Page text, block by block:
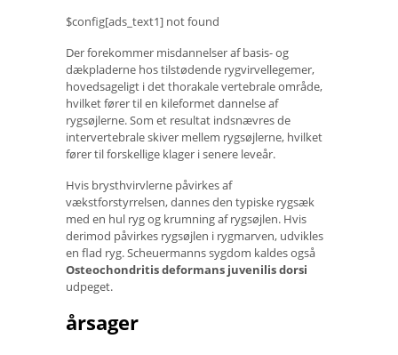
$config[ads_text1] not found
Der forekommer misdannelser af basis- og
dækpladerne hos tilstødende rygvirvellegemer,
hovedsageligt i det thorakale vertebrale område,
hvilket fører til en kileformet dannelse af
rygsøjlerne. Som et resultat indsnævres de
intervertebrale skiver mellem rygsøjlerne, hvilket
fører til forskellige klager i senere leveår.
Hvis brysthvirvlerne påvirkes af
vækstforstyrrelsen, dannes den typiske rygsæk
med en hul ryg og krumning af rygsøjlen. Hvis
derimod påvirkes rygsøjlen i rygmarven, udvikles
en flad ryg. Scheuermanns sygdom kaldes også
Osteochondritis deformans juvenilis dorsi
udpeget.
årsager